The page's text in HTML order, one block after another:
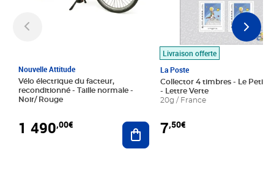
Nouvelle Attitude
Vélo électrique du facteur,
reconditionné - Taille normale -
Noir/ Rouge
1 490,00€ Ajouter au panier
Livraison offerte
La Poste
Collector 4 timbres - Le Petit
- Lettre Verte
20g / France
7,50€